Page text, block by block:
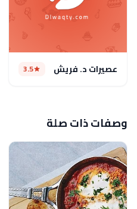
عصيرات د. فريش 3.5
وصفات ذات صلة